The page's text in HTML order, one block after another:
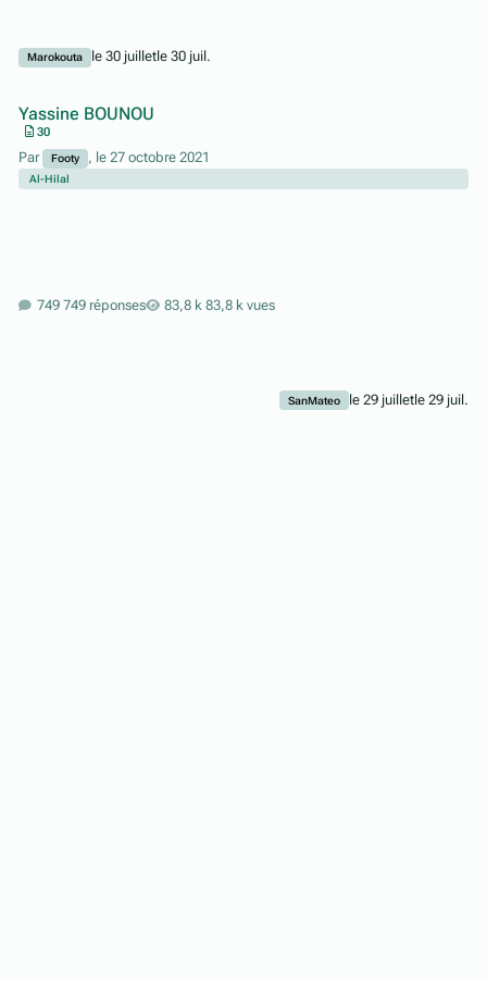
Marokouta le 30 juilletle 30 juil.
Yassine BOUNOU
30
Par Footy , le 27 octobre 2021
Al-Hilal
749 réponses 83,8 k vues
SanMateo le 29 juilletle 29 juil.